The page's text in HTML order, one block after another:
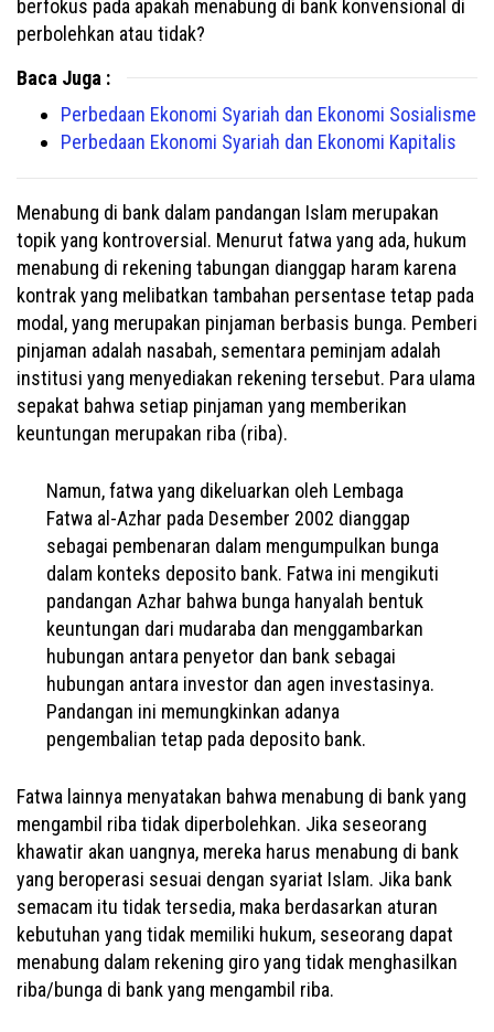
berfokus pada apakah menabung di bank konvensional di
perbolehkan atau tidak?
Baca Juga :
Perbedaan Ekonomi Syariah dan Ekonomi Sosialisme
Perbedaan Ekonomi Syariah dan Ekonomi Kapitalis
Menabung di bank dalam pandangan Islam merupakan
topik yang kontroversial. Menurut fatwa yang ada, hukum
menabung di rekening tabungan dianggap haram karena
kontrak yang melibatkan tambahan persentase tetap pada
modal, yang merupakan pinjaman berbasis bunga. Pemberi
pinjaman adalah nasabah, sementara peminjam adalah
institusi yang menyediakan rekening tersebut. Para ulama
sepakat bahwa setiap pinjaman yang memberikan
keuntungan merupakan riba (riba).
Namun, fatwa yang dikeluarkan oleh Lembaga
Fatwa al-Azhar pada Desember 2002 dianggap
sebagai pembenaran dalam mengumpulkan bunga
dalam konteks deposito bank. Fatwa ini mengikuti
pandangan Azhar bahwa bunga hanyalah bentuk
keuntungan dari mudaraba dan menggambarkan
hubungan antara penyetor dan bank sebagai
hubungan antara investor dan agen investasinya.
Pandangan ini memungkinkan adanya
pengembalian tetap pada deposito bank.
Fatwa lainnya menyatakan bahwa menabung di bank yang
mengambil riba tidak diperbolehkan. Jika seseorang
khawatir akan uangnya, mereka harus menabung di bank
yang beroperasi sesuai dengan syariat Islam. Jika bank
semacam itu tidak tersedia, maka berdasarkan aturan
kebutuhan yang tidak memiliki hukum, seseorang dapat
menabung dalam rekening giro yang tidak menghasilkan
riba/bunga di bank yang mengambil riba.